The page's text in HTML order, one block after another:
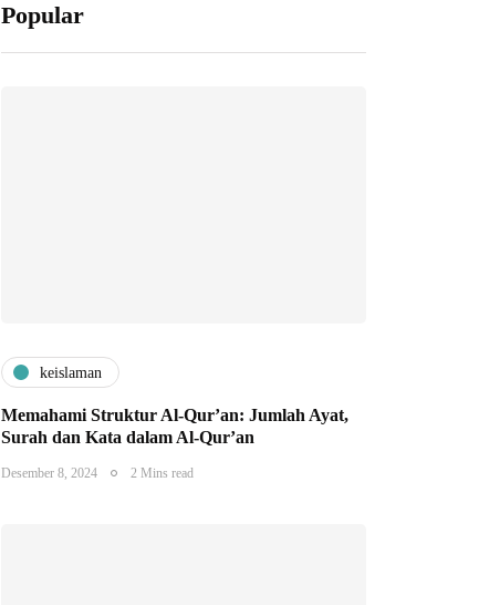
Popular
keislaman
Memahami Struktur Al-Qur’an: Jumlah Ayat,
Surah dan Kata dalam Al-Qur’an
Desember 8, 2024 2 Mins read